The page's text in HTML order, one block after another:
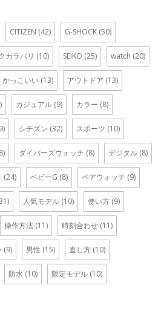
CITIZEN (42) G-SHOCK (50)
カラバリ (10) SEIKO (25) watch (20)
かっこいい (13) アウトドア (13)
カジュアル (9) カラー (8)
シチズン (32) スポーツ (10)
ダイバーズウォッチ (8) デジタル (8)
(24) ベビーG (8) ペアウォッチ (9)
人気モデル (10) 使い方 (9)
操作方法 (11) 時刻合わせ (11)
(9) 男性 (15) 直し方 (10)
防水 (10) 限定モデル (10)